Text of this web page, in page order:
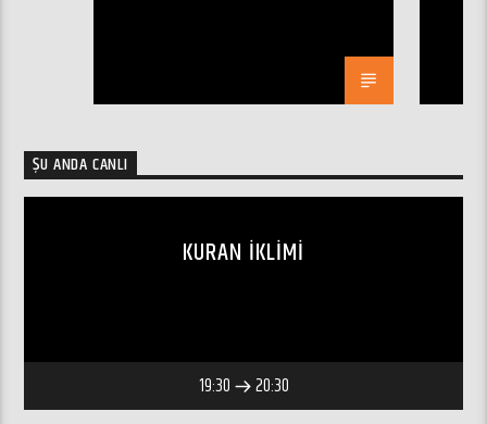
ŞU ANDA CANLI
KURAN İKLIMI
19:30 20:30